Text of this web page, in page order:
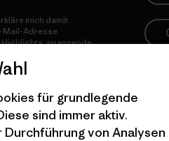
mich damit
Mail-Adresse
spannende
von Patagonia zusendet.
für grundlegende
sind immer aktiv.
von Analysen